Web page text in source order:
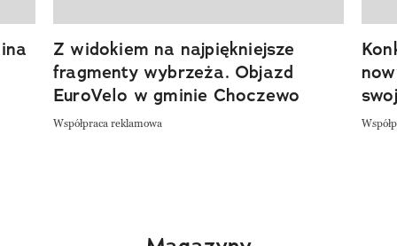
Z widokiem na najpiękniejsze
fragmenty wybrzeża. Objazd
EuroVelo w gminie Choczewo
Współpraca reklamowa